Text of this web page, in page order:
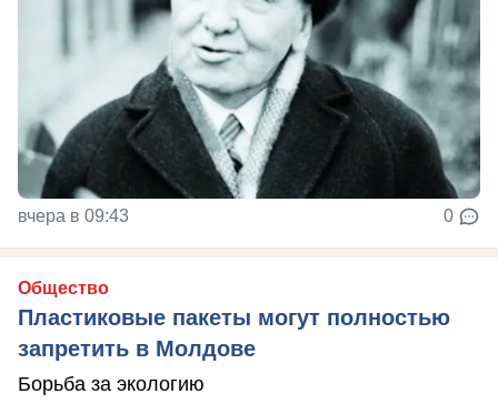
вчера в 09:43 0
Общество
Пластиковые пакеты могут полностью
запретить в Молдове
Борьба за экологию